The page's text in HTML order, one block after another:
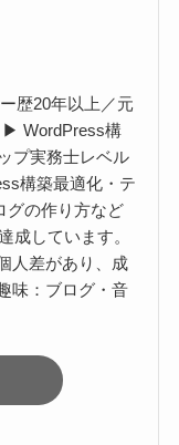
歴20年以上／元
▶︎ WordPress構
プ実務士レベル
構築最適化・テ
グの作り方など
成しています。
人差があり、成
味：ブログ・音